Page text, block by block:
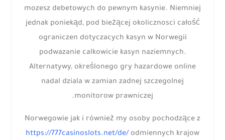
mozesz debetowych do pewnym kasynie. Niemniej
jednak poniekąd, pod bieżącej okolicznosci całość
ograniczen dotyczacych kasyn w Norwegii
podwazanie calkowicie kasyn naziemnych.
Alternatywy, określonego gry hazardowe online
nadal dziala w zamian zadnej szczegolnej
monitorow prawniczej.
Norwegowie jak i również my osoby pochodzące z
https://777casinoslots.net/de/ odmiennych krajow